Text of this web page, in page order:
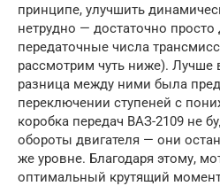
принципе, улучшить
нетрудно — достаточно просто
передаточные числа
рассмотрим чуть ниже). Лучше
разница между ними была
переключении ступеней с
коробка передач ВАЗ-2109 не
обороты двигателя — они
же уровне. Благодаря этому,
оптимальный крутящий